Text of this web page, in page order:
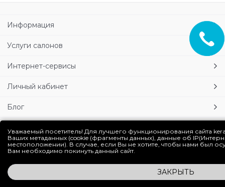
Информация
Услуги салонов
Интернет-сервисы
Личный кабинет
Блог
Полная версия сайта
Уважаемый посетитель! Для лучшего функционирования сайта
Ваших метаданных (cookie (фрагменты данных), данные об
местоположении). В случае, если Вы не хотите, чтобы нами был
Вам необходимо покинуть данный сайт.
ЗАКРЫТЬ